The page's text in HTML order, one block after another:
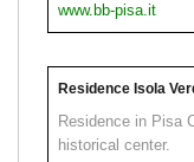
www.bb-pisa.it
Residence Isola
Residence in Pisa
historical center.